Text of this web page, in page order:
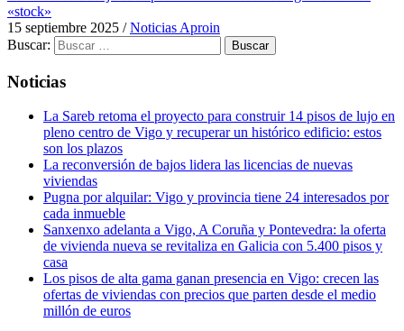
«stock»
15 septiembre 2025 /Noticias Aproin
Buscar:
Noticias
La Sareb retoma el proyecto para construir 14 pisos de lujo en
pleno centro de Vigo y recuperar un histórico edificio: estos
son los plazos
La reconversión de bajos lidera las licencias de nuevas
viviendas
Pugna por alquilar: Vigo y provincia tiene 24 interesados por
cada inmueble
Sanxenxo adelanta a Vigo, A Coruña y Pontevedra: la oferta
de vivienda nueva se revitaliza en Galicia con 5.400 pisos y
casa
Los pisos de alta gama ganan presencia en Vigo: crecen las
ofertas de viviendas con precios que parten desde el medio
millón de euros